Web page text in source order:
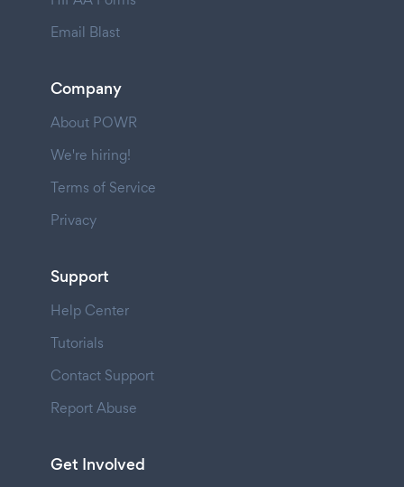
Email Blast
Company
About POWR
We're hiring!
Terms of Service
Privacy
Support
Help Center
Tutorials
Contact Support
Report Abuse
Get Involved